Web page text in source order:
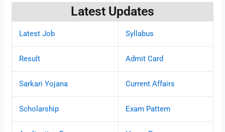
Latest Updates
Latest Job Syllabus
Result Admit Card
Sarkari Yojana Current Affairs
Scholarship Exam Pattern